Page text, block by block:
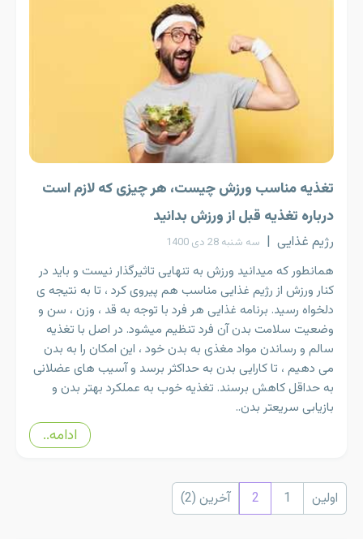
تغذیه مناسب ورزش چیست، هر چیزی که لازم است
درباره تغذیه قبل از ورزش بدانید
رژیم غذایی | سه شنبه 28 دی 1400
همانطور که میدانید ورزش به تنهایی تاثیرگذار نیست و باید در
کنار ورزش از رژیم غذایی مناسب هم پیروی کرد ، تا به نتیجه ی
دلخواه رسید. برنامه غذایی هر فرد با توجه به قد ، وزن ، سن و
وضعیت سلامت بدن آن فرد تنظیم میشود. در اصل با تغذیه
سالم و رساندن مواد مغذی به بدن خود ، این امکان را به بدن
می دهیم ، تا کارایی بدن به حداکثر برسد و آسیب های عضلانی
به حداقل کاهش برسند. تغذیه خوب به عملکرد بهتر بدن و
بازیابی سریعتر بدن..
ادامه..
اولین 1
2 آخرین (2)